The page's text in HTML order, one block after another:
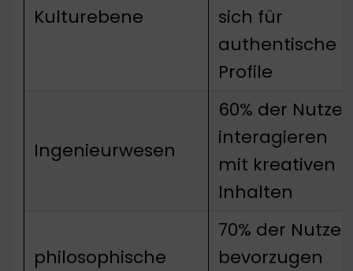
Kulturebene
sich für
authentische
Profile
Ingenieurwesen
60% der Nutzer
interagieren
mit kreativen
Inhalten
philosophische
70% der Nutzer
bevorzugen